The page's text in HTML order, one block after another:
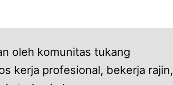
oleh komunitas tukang
kerja profesional, bekerja rajin,